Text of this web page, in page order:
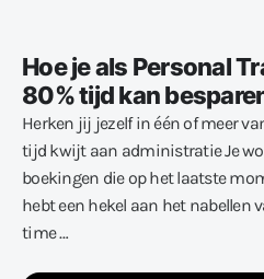
Hoe je als Personal
80% tijd kan
Herken jij jezelf in één of meer
tijd kwijt aan administratie Je
boekingen die op het laatste
hebt een hekel aan het nabellen
time …